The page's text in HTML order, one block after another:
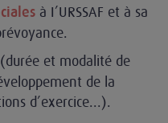
à I’URSSAF et à sa
(durée et modalité de
de la
d’exercice...).